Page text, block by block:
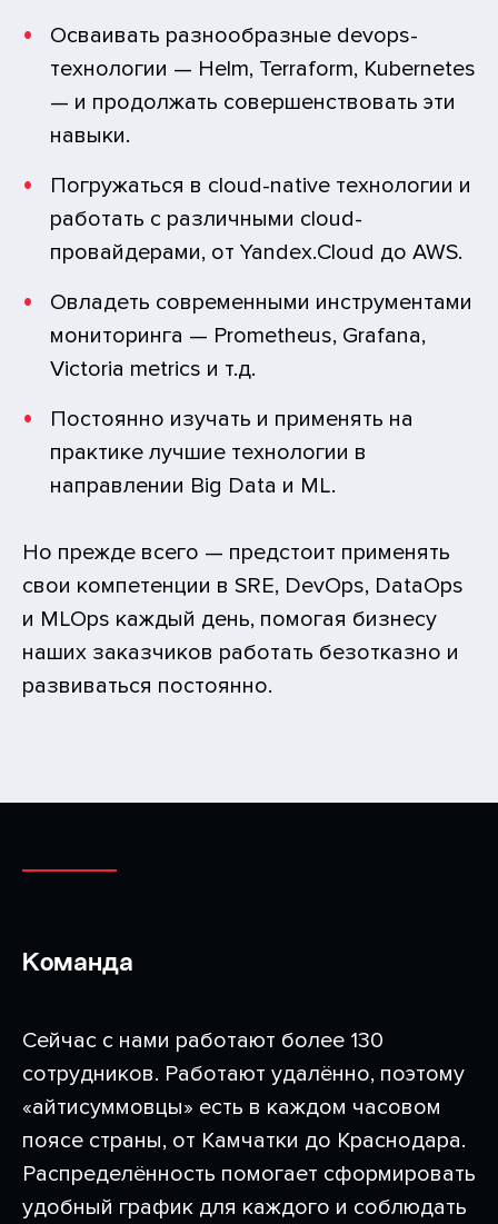
Осваивать разнообразные devops-
технологии — Helm, Terraform, Kubernetes
— и продолжать совершенствовать эти
навыки.
Погружаться в cloud-native технологии и
работать с различными cloud-
провайдерами, от Yandex.Cloud до AWS.
Овладеть современными инструментами
мониторинга — Prometheus, Grafana,
Victoria metrics и т.д.
Постоянно изучать и применять на
практике лучшие технологии в
направлении Big Data и ML.
Но прежде всего — предстоит применять
свои компетенции в SRE, DevOps, DataOps
и MLOps каждый день, помогая бизнесу
наших заказчиков работать безотказно и
развиваться постоянно.
Команда
Сейчас с нами работают более 130
сотрудников. Работают удалённо, поэтому
«айтисуммовцы» есть в каждом часовом
поясе страны, от Камчатки до Краснодара.
Распределённость помогает сформировать
удобный график для каждого и соблюдать